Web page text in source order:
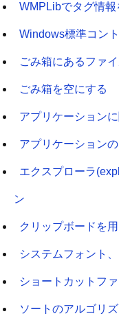
WMPLibでタグ情報
Windows標準コン
ごみ箱にあるファ
ごみ箱を空にする
アプリケーション
アプリケーション
エクスプローラ
ン
クリップボードを
システムフォント
ショートカットフ
ソートのアルゴリ